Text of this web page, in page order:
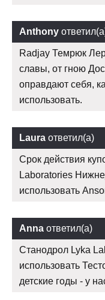
Anthony
Radjay Темрюк
славы, от гною
оправдают себя,
использовать.
Laura ответил(а)
Срок действия
Laboratories
использовать
Anna ответил(а)
Станодрол Lyka
использовать
детские годы - у